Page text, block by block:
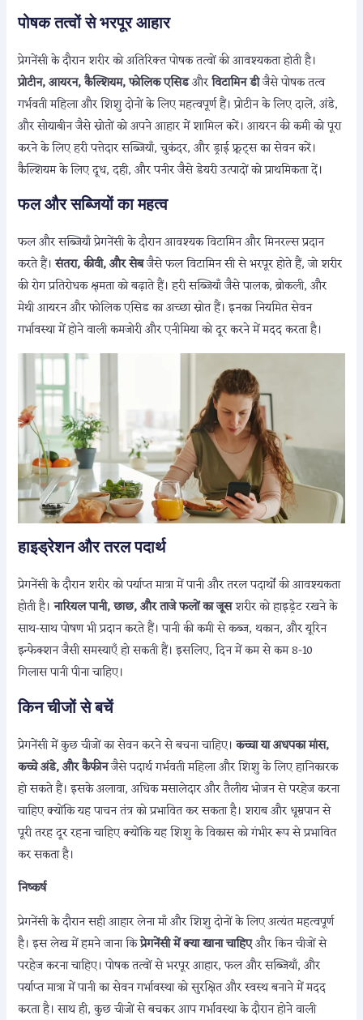
पोषक तत्वों से भरपूर आहार
प्रेगनेंसी के दौरान शरीर को अतिरिक्त पोषक तत्वों की आवश्यकता होती है।
प्रोटीन, आयरन, कैल्शियम, फोलिक एसिडऔरविटामिन डीजैसे पोषक तत्व
गर्भवती महिला और शिशु दोनों के लिए महत्वपूर्ण हैं। प्रोटीन के लिए दालें, अंडे,
और सोयाबीन जैसे स्रोतों को अपने आहार में शामिल करें। आयरन की कमी को पूरा
करने के लिए हरी पत्तेदार सब्जियाँ, चुकंदर, और ड्राई फ्रूट्स का सेवन करें।
कैल्शियम के लिए दूध, दही, और पनीर जैसे डेयरी उत्पादों को प्राथमिकता दें।
फल और सब्जियों का महत्व
फल और सब्जियाँ प्रेगनेंसी के दौरान आवश्यक विटामिन और मिनरल्स प्रदान
करते हैं।संतरा, कीवी, और सेबजैसे फल विटामिन सी से भरपूर होते हैं, जो शरीर
की रोग प्रतिरोधक क्षमता को बढ़ाते हैं। हरी सब्जियाँ जैसे पालक, ब्रोकली, और
मेथी आयरन और फोलिक एसिड का अच्छा स्रोत हैं। इनका नियमित सेवन
गर्भावस्था में होने वाली कमजोरी और एनीमिया को दूर करने में मदद करता है।
हाइड्रेशन और तरल पदार्थ
प्रेगनेंसी के दौरान शरीर को पर्याप्त मात्रा में पानी और तरल पदार्थों की आवश्यकता
होती है।नारियल पानी, छाछ, और ताजे फलों का जूसशरीर को हाइड्रेट रखने के
साथ-साथ पोषण भी प्रदान करते हैं। पानी की कमी से कब्ज, थकान, और यूरिन
इन्फेक्शन जैसी समस्याएँ हो सकती हैं। इसलिए, दिन में कम से कम 8-10
गिलास पानी पीना चाहिए।
किन चीजों से बचें
प्रेगनेंसी में कुछ चीजों का सेवन करने से बचना चाहिए।कच्चा या अधपका मांस,
कच्चे अंडे, और कैफीनजैसे पदार्थ गर्भवती महिला और शिशु के लिए हानिकारक
हो सकते हैं। इसके अलावा, अधिक मसालेदार और तैलीय भोजन से परहेज करना
चाहिए क्योंकि यह पाचन तंत्र को प्रभावित कर सकता है। शराब और धूम्रपान से
पूरी तरह दूर रहना चाहिए क्योंकि यह शिशु के विकास को गंभीर रूप से प्रभावित
कर सकता है।
निष्कर्ष
प्रेगनेंसी के दौरान सही आहार लेना माँ और शिशु दोनों के लिए अत्यंत महत्वपूर्ण
है। इस लेख में हमने जाना किप्रेगनेंसी में क्या खाना चाहिएऔर किन चीजों से
परहेज करना चाहिए। पोषक तत्वों से भरपूर आहार, फल और सब्जियाँ, और
पर्याप्त मात्रा में पानी का सेवन गर्भावस्था को सुरक्षित और स्वस्थ बनाने में मदद
करता है। साथ ही, कुछ चीजों से बचकर आप गर्भावस्था के दौरान होने वाली